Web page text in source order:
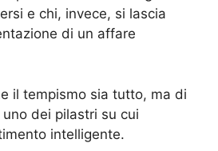
e chi, invece, si lascia
di un affare
il tempismo sia tutto, ma di
dei pilastri su cui
intelligente.